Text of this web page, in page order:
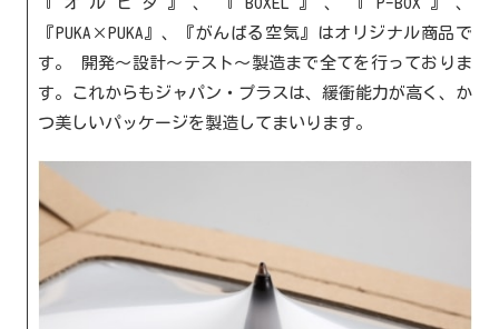
『PUKA×PUKA』、『がんばる空気』はオリジナル商品で
す。 開発～設計～テスト～製造まで全てを行っておりま
す。これからもジャパン・プラスは、緩衝能力が高く、か
つ美しいパッケージを製造してまいります。